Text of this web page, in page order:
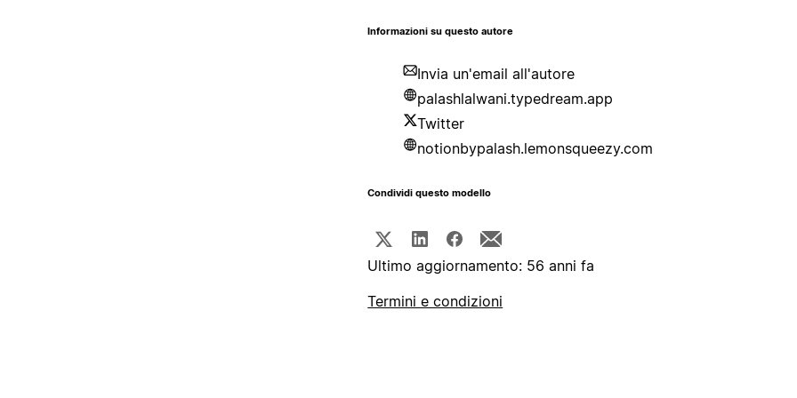
Informazioni su questo autore
Invia un'email all'autore
palashlalwani.typedream.app
Twitter
notionbypalash.lemonsqueezy.com
Condividi questo modello
Ultimo aggiornamento: 56 anni fa
Termini e condizioni